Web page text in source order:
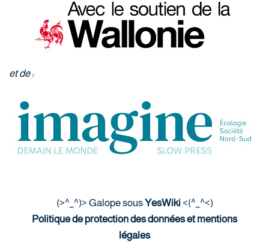
et de :
(>^_^)> Galope sousYesWiki<(^_^<)
Politique de protection des données et mentions
légales